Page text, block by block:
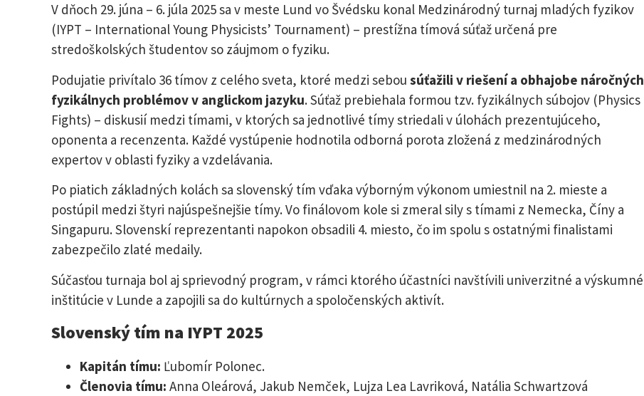
V dňoch 29. júna – 6. júla 2025 sa v meste Lund vo Švédsku konal Medzinárodný turnaj mladých fyzikov
(IYPT – International Young Physicists’ Tournament) – prestížna tímová súťaž určená pre
stredoškolských študentov so záujmom o fyziku.
Podujatie privítalo 36 tímov z celého sveta, ktoré medzi sebou súťažili v riešení a obhajobe náročných
fyzikálnych problémov v anglickom jazyku. Súťaž prebiehala formou tzv. fyzikálnych súbojov (Physics
Fights) – diskusií medzi tímami, v ktorých sa jednotlivé tímy striedali v úlohách prezentujúceho,
oponenta a recenzenta. Každé vystúpenie hodnotila odborná porota zložená z medzinárodných
expertov v oblasti fyziky a vzdelávania.
Po piatich základných kolách sa slovenský tím vďaka výborným výkonom umiestnil na 2. mieste a
postúpil medzi štyri najúspešnejšie tímy. Vo finálovom kole si zmeral sily s tímami z Nemecka, Číny a
Singapuru. Slovenskí reprezentanti napokon obsadili 4. miesto, čo im spolu s ostatnými finalistami
zabezpečilo zlaté medaily.
Súčasťou turnaja bol aj sprievodný program, v rámci ktorého účastníci navštívili univerzitné a výskumné
inštitúcie v Lunde a zapojili sa do kultúrnych a spoločenských aktivít.
Slovenský tím na IYPT 2025
Kapitán tímu: Ľubomír Polonec.
Členovia tímu: Anna Oleárová, Jakub Nemček, Lujza Lea Lavriková, Natália Schwartzová